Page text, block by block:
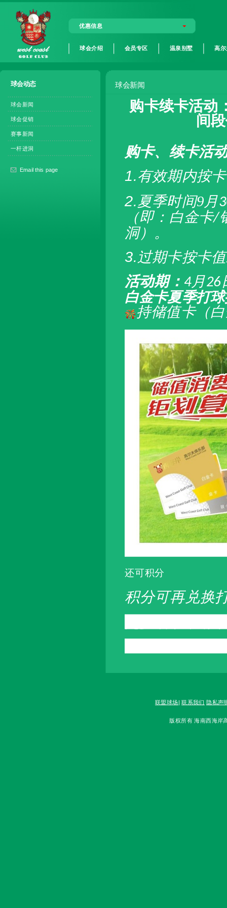
优惠信息
球会介绍 会员专区 温泉别墅 高
球会动态
球会新闻
球会促销
赛事新闻
一杆进洞
Email this page
球会新闻
购卡续卡活动
间
购卡、续卡活
1.有效期内按
2.夏季时间9月
（即：白金卡/
洞）。
3. 过期卡按卡
活动期： 4月26
白金卡夏季打
持储值卡（
还可积分
积分可再兑换
联盟球场|联系我们 隐私声
版权所有 海南西海岸